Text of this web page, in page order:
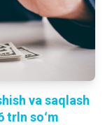
va saqlash
trln soʻm